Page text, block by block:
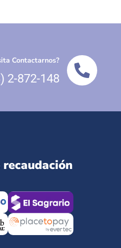
Contactarnos?
2-872-148